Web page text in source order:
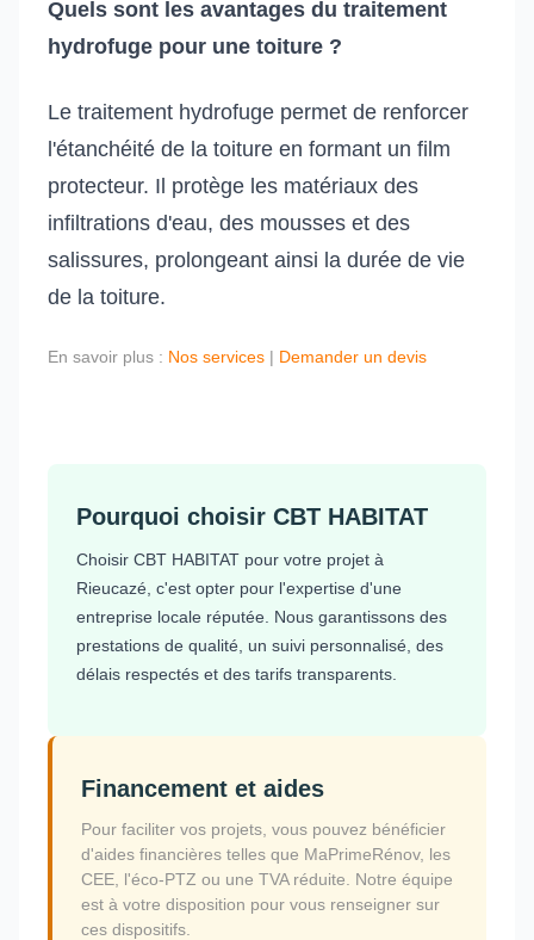
Quels sont les avantages du traitement
hydrofuge pour une toiture ?
Le traitement hydrofuge permet de renforcer
l'étanchéité de la toiture en formant un film
protecteur. Il protège les matériaux des
infiltrations d'eau, des mousses et des
salissures, prolongeant ainsi la durée de vie
de la toiture.
En savoir plus : Nos services | Demander un devis
Pourquoi choisir CBT HABITAT
Choisir CBT HABITAT pour votre projet à
Rieucazé, c'est opter pour l'expertise d'une
entreprise locale réputée. Nous garantissons des
prestations de qualité, un suivi personnalisé, des
délais respectés et des tarifs transparents.
Financement et aides
Pour faciliter vos projets, vous pouvez bénéficier
d'aides financières telles que MaPrimeRénov, les
CEE, l'éco-PTZ ou une TVA réduite. Notre équipe
est à votre disposition pour vous renseigner sur
ces dispositifs.